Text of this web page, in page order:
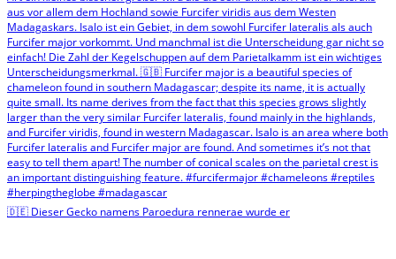
🇩🇪 Dieser Gecko namens Paroedura rennerae wurde er